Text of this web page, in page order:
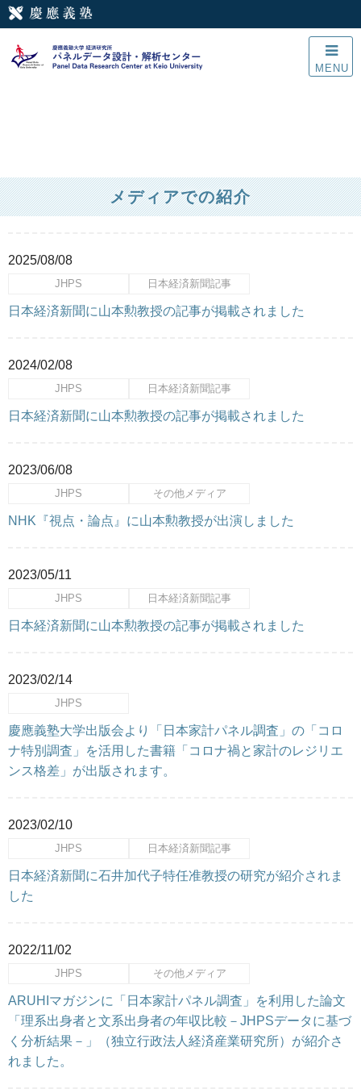
MENU
メディアでの紹介
2025/08/08
JHPS 日本経済新聞記事
日本経済新聞に山本勲教授の記事が掲載されました
2024/02/08
JHPS 日本経済新聞記事
日本経済新聞に山本勲教授の記事が掲載されました
2023/06/08
JHPS その他メディア
NHK『視点・論点』に山本勲教授が出演しました
2023/05/11
JHPS 日本経済新聞記事
日本経済新聞に山本勲教授の記事が掲載されました
2023/02/14
JHPS
慶應義塾大学出版会より「日本家計パネル調査」の「コロ
ナ特別調査」を活用した書籍「コロナ禍と家計のレジリエ
ンス格差」が出版されます。
2023/02/10
JHPS 日本経済新聞記事
日本経済新聞に石井加代子特任准教授の研究が紹介されま
した
2022/11/02
JHPS その他メディア
ARUHIマガジンに「日本家計パネル調査」を利用した論文
「理系出身者と文系出身者の年収比較－JHPSデータに基づ
く分析結果－」（独立行政法人経済産業研究所）が紹介さ
れました。